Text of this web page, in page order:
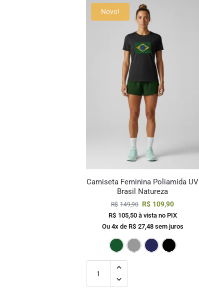
Novo!
Camiseta Feminina Poliamida UV
Brasil Natureza
R$ 149,90 R$ 109,90
R$ 105,50 à vista no PIX
Ou 4x de R$ 27,48 sem juros
Verde Escuro